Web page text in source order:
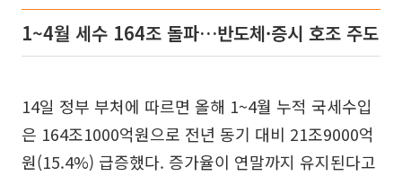
1~4월 세수 164조 돌파…반도체·증시 호조 주도
14일 정부 부처에 따르면 올해 1~4월 누적 국세수입
은 164조1000억원으로 전년 동기 대비 21조9000억
원(15.4%) 급증했다. 증가율이 연말까지 유지된다고